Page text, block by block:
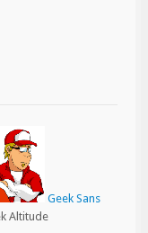
Geek Sans
Altitude